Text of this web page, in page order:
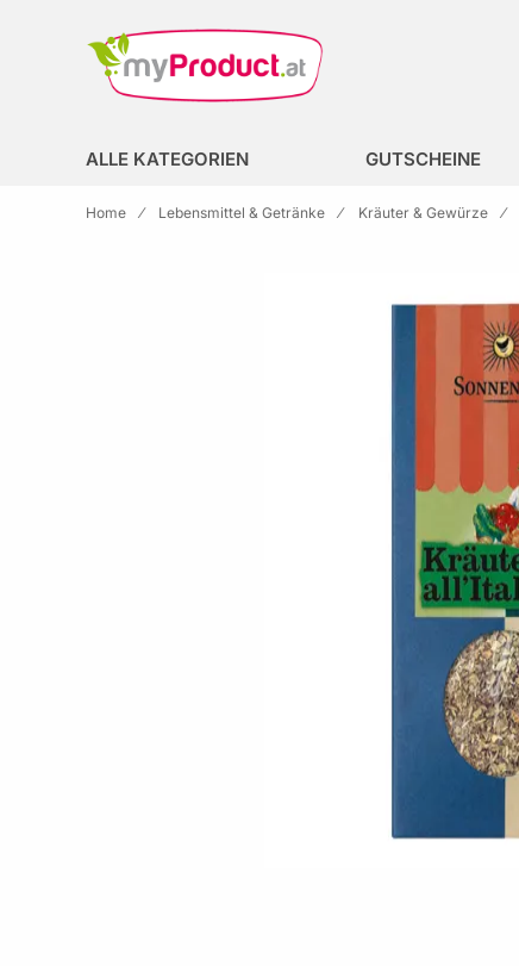
ALLE KATEGORIEN GUTSCHEINE
Home Lebensmittel & Getränke Kräuter & Gewürze